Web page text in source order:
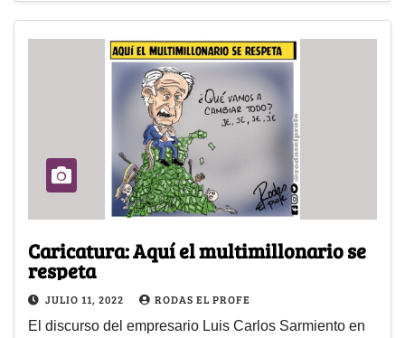
Caricatura: Aquí el multimillonario se
respeta
JULIO 11, 2022 RODAS EL PROFE
El discurso del empresario Luis Carlos Sarmiento en